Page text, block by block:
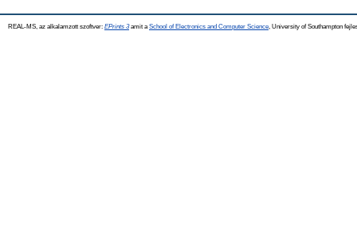
REAL-MS, az alkalamzott szoftver: EPrints 3amit a School of Electronics and Computer Science , University of Southampton